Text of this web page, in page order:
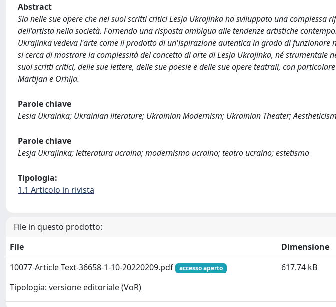
Abstract
Sia nelle sue opere che nei suoi scritti critici Lesja Ukrajinka ha sviluppato una complessa
dell'artista nella società. Fornendo una risposta ambigua alle tendenze artistiche
Ukrajinka vedeva l'arte come il prodotto di un'ispirazione autentica in grado di funzionare
si cerca di mostrare la complessità del concetto di arte di Lesja Ukrajinka, né strumentale
suoi scritti critici, delle sue lettere, delle sue poesie e delle sue opere teatrali, con
Martijan e Orhija.
Parole chiave
Lesia Ukrainka; Ukrainian literature; Ukrainian Modernism; Ukrainian Theater; Aestheticism
Parole chiave
Lesja Ukrajinka; letteratura ucraina; modernismo ucraino; teatro ucraino; estetismo
Tipologia:
1.1 Articolo in rivista
File in questo prodotto:
File
Dimensione
10077-Article Text-36658-1-10-20220209.pdf
accesso aperto
Tipologia: versione editoriale (VoR)
617.74 kB